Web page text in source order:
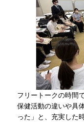
フリートークの時間
保健活動の違いや具
った」と、充実した